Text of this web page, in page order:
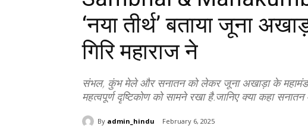
‘नया तीर्थ’ बताया जूना
गिरि महाराज ने
संभल, कुंभ मेले और सनातन को लेकर जूना अखाड़ा के
महत्वपूर्ण दृष्टिकोण को सामने रखा है.जानिए क्या कहा
By admin_hindu February 6, 2025